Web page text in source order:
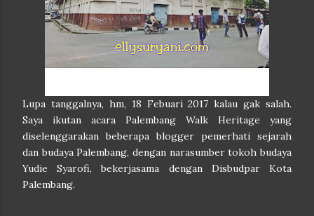
Lupa tanggalnya, hm, 18 Febuari 2017 kalau gak salah.
Saya ikutan acara Palembang Walk Heritage yang
diselenggarakan beberapa blogger pemerhati sejarah
dan budaya Palembang, dengan narasumber tokoh budaya
Yudie Syarofi, bekerjasama dengan Disbudpar Kota
Palembang.